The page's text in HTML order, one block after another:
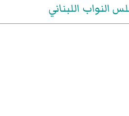
اللبناني